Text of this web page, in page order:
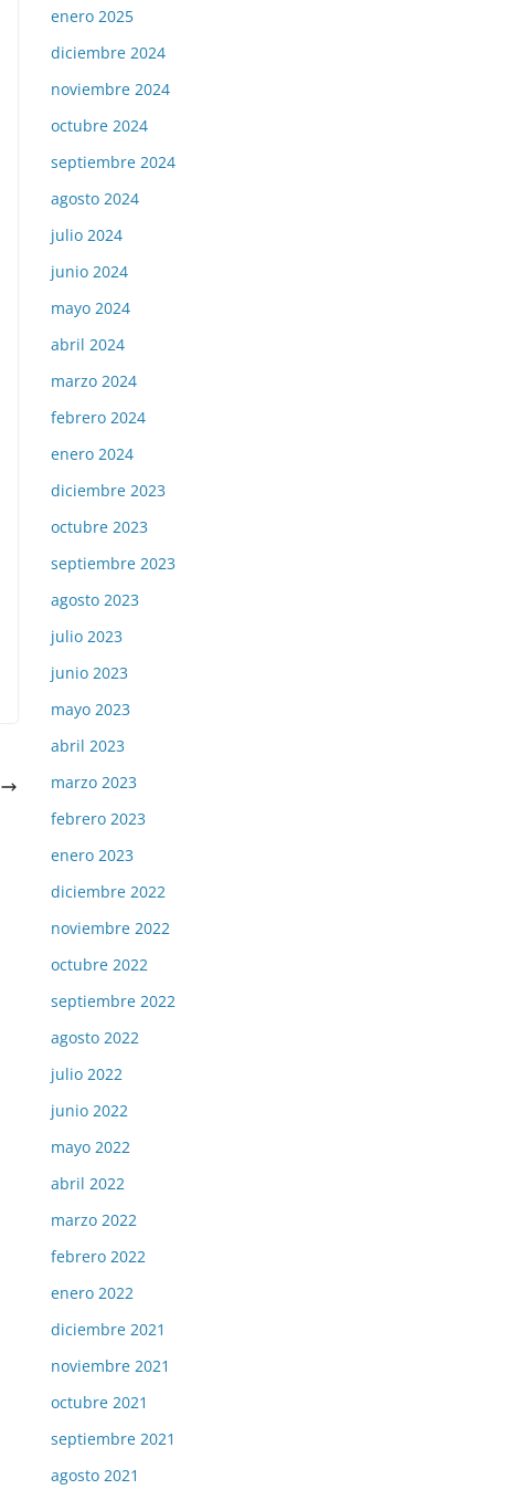
enero 2025
diciembre 2024
noviembre 2024
octubre 2024
septiembre 2024
agosto 2024
julio 2024
junio 2024
mayo 2024
abril 2024
marzo 2024
febrero 2024
enero 2024
diciembre 2023
octubre 2023
septiembre 2023
agosto 2023
julio 2023
junio 2023
mayo 2023
abril 2023
marzo 2023
febrero 2023
enero 2023
diciembre 2022
noviembre 2022
octubre 2022
septiembre 2022
agosto 2022
julio 2022
junio 2022
mayo 2022
abril 2022
marzo 2022
febrero 2022
enero 2022
diciembre 2021
noviembre 2021
octubre 2021
septiembre 2021
agosto 2021